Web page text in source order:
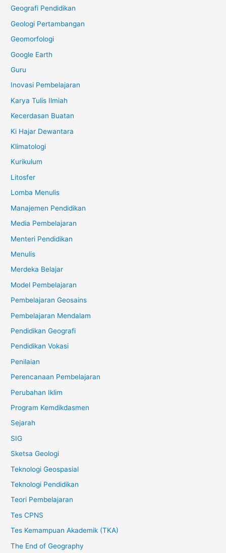
Geografi Pendidikan
Geologi Pertambangan
Geomorfologi
Google Earth
Guru
Inovasi Pembelajaran
Karya Tulis Ilmiah
Kecerdasan Buatan
Ki Hajar Dewantara
Klimatologi
Kurikulum
Litosfer
Lomba Menulis
Manajemen Pendidikan
Media Pembelajaran
Menteri Pendidikan
Menulis
Merdeka Belajar
Model Pembelajaran
Pembelajaran Geosains
Pembelajaran Mendalam
Pendidikan Geografi
Pendidikan Vokasi
Penilaian
Perencanaan Pembelajaran
Perubahan Iklim
Program Kemdikdasmen
Sejarah
SIG
Sketsa Geologi
Teknologi Geospasial
Teknologi Pendidikan
Teori Pembelajaran
Tes CPNS
Tes Kemampuan Akademik (TKA)
The End of Geography